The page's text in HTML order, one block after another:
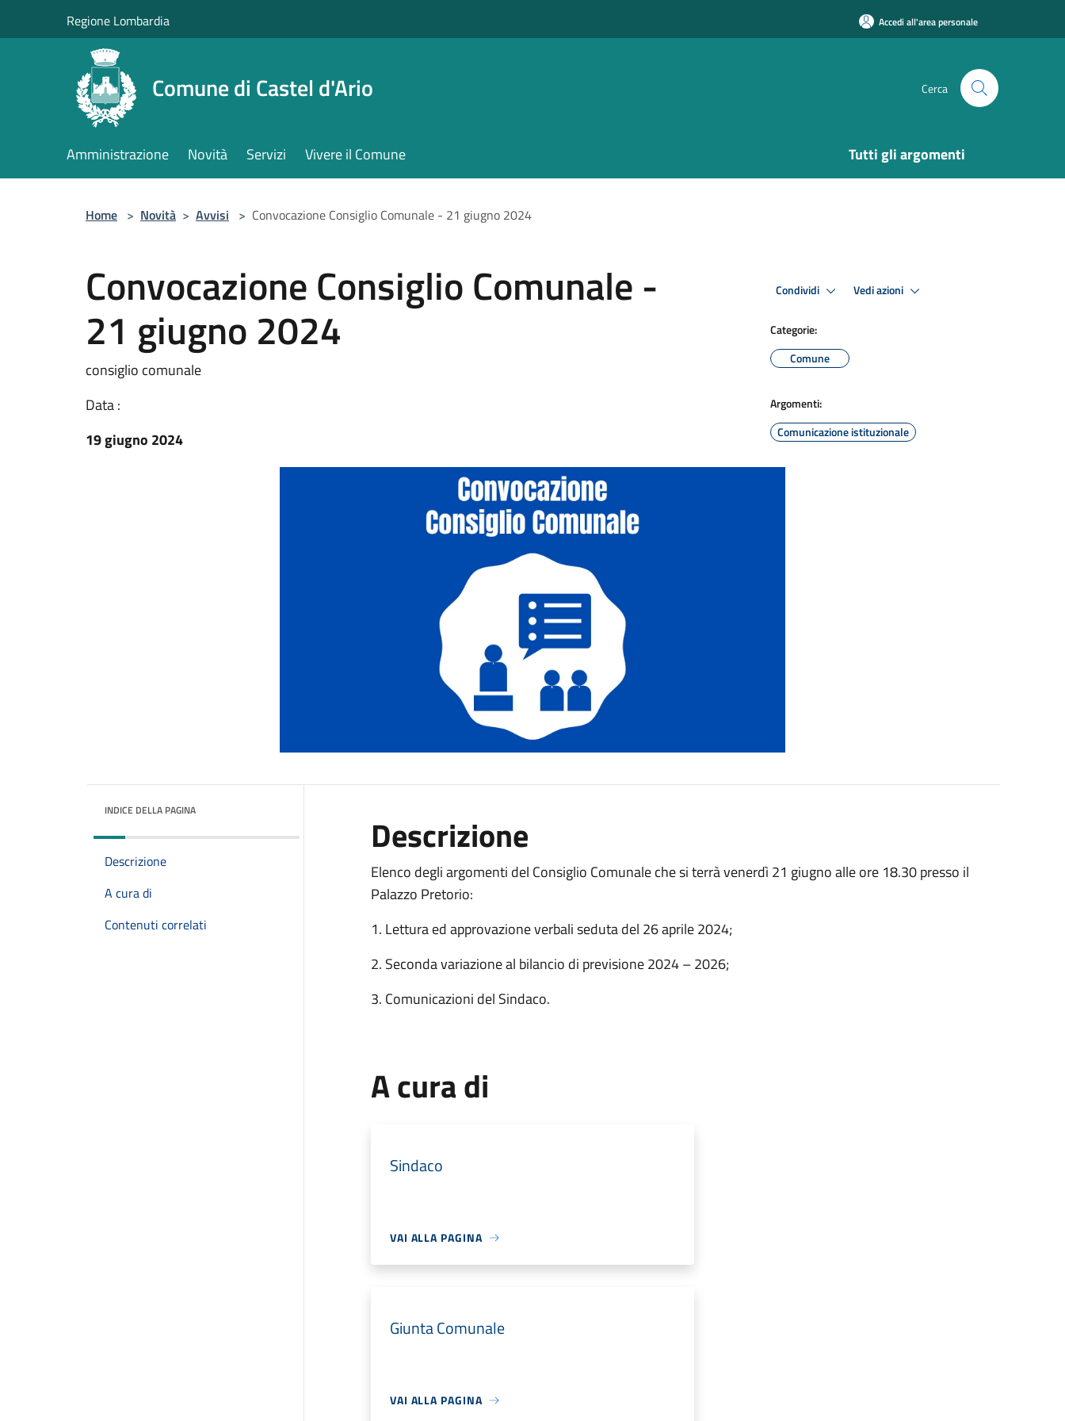
Regione Lombardia Accedi all'area personale
Comune di Castel d'Ario Cerca
Amministrazione Novità Servizi Vivere il Comune Tutti gli argomenti
Home > Novità > Avvisi > Convocazione Consiglio Comunale - 21 giugno 2024
Convocazione Consiglio Comunale -
21 giugno 2024
consiglio comunale
Data :
19 giugno 2024
Condividi Vedi azioni
Categorie:
Comune
Argomenti:
Comunicazione istituzionale
INDICE DELLA PAGINA
Descrizione
A cura di
Contenuti correlati
Descrizione
Elenco degli argomenti del Consiglio Comunale che si terrà venerdì 21 giugno alle ore 18.30 presso il
Palazzo Pretorio:
1. Lettura ed approvazione verbali seduta del 26 aprile 2024;
2. Seconda variazione al bilancio di previsione 2024 – 2026;
3. Comunicazioni del Sindaco.
A cura di
Sindaco
VAI ALLA PAGINA
Giunta Comunale
VAI ALLA PAGINA